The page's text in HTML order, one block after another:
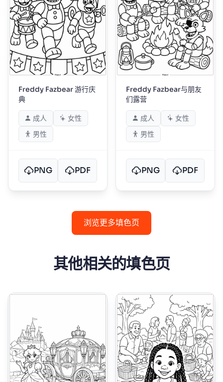
Freddy Fazbear 游行庆
典
成人
女性
男性
PNG PDF
Freddy Fazbear与朋友
们露营
成人
女性
男性
PNG PDF
浏览更多填色页
其他相关的填色页